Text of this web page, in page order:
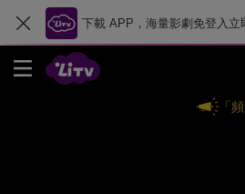
下載 APP，海量影劇免登入立
「